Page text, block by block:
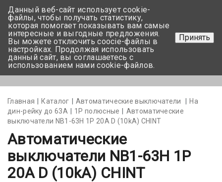
+375 17-350-99-56
+375 44-752-82-08
Задать вопрос
Главная Каталог Автоматические выключатели
На
дин-рейку до 63А
1Р полюсные
Автоматические
выключатели NB1-63H 1P 20A D (10kA) CHINT
Автоматические
выключатели NB1-63H 1P
20A D (10kA) CHINT
Данный веб-сайт использует cookie-
файлы, чтобы получать статистику,
которая помогает показывать вам самые
интересные и выгодные предложения.
Вы можете отключить coocie-файлы в
настройках. Продолжая использовать
данный сайт, вы соглашаетесь с
использованием нами cookie-файлов.
Принять